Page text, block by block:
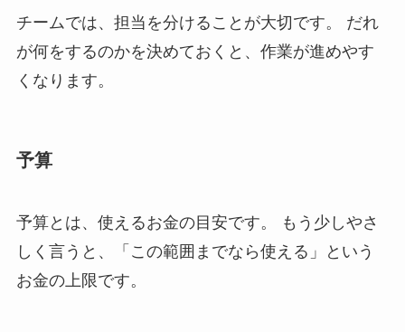
チームでは、担当を分けることが大切です。 だれ
が何をするのかを決めておくと、作業が進めやす
くなります。
予算
予算とは、使えるお金の目安です。 もう少しやさ
しく言うと、「この範囲までなら使える」という
お金の上限です。